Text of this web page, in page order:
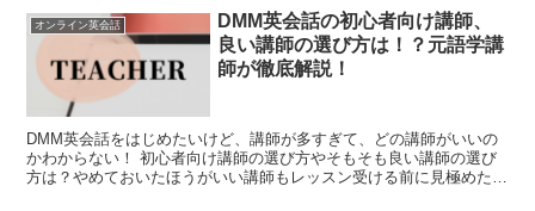
オンライン英会話
DMM英会話の初心者向け講師、
良い講師の選び方は！？元語学講
師が徹底解説！
DMM英会話をはじめたいけど、講師が多すぎて、どの講師がいいの
かわからない！ 初心者向け講師の選び方やそもそも良い講師の選び
方は？やめておいたほうがいい講師もレッスン受ける前に見極めた